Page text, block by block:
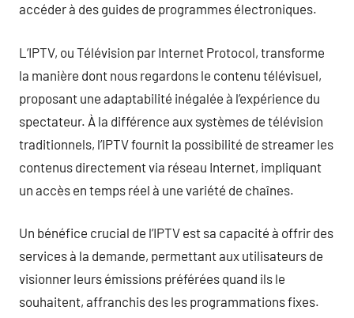
accéder à des guides de programmes électroniques.
L’IPTV, ou Télévision par Internet Protocol, transforme
la manière dont nous regardons le contenu télévisuel,
proposant une adaptabilité inégalée à l’expérience du
spectateur. À la différence aux systèmes de télévision
traditionnels, l’IPTV fournit la possibilité de streamer les
contenus directement via réseau Internet, impliquant
un accès en temps réel à une variété de chaînes.
Un bénéfice crucial de l’IPTV est sa capacité à offrir des
services à la demande, permettant aux utilisateurs de
visionner leurs émissions préférées quand ils le
souhaitent, affranchis des les programmations fixes.